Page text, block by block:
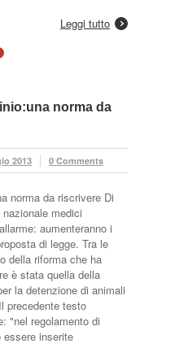
Leggi tutto
norma da
2013 0 Comments
norma da riscrivere Di
nazionale medici
aumenteranno i
di legge. Tra le
della riforma che ha
è stata quella della
la detenzione di animali
precedente testo
"nel regolamento di
essere inserite